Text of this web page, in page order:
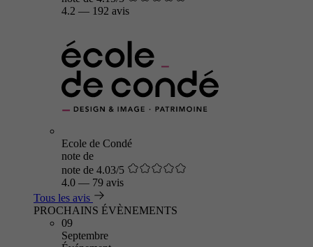
4.2 — 192 avis
Ecole de Condé
note de
note de 4.03/5
4.0 — 79 avis
Tous les avis
PROCHAINS ÉVÈNEMENTS
09
Septembre